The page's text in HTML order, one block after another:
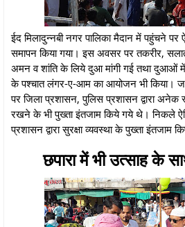
ईद मिलादुन्नबी नगर पालिका मैदान में पहुंचने
समापन किया गया। इस अवसर पर तकरीर,
अमन व शांति के लिये दुआ मांगी गई तथा दुआओं
के पश्चात लंगर-ए-आम का आयोजन भी किया।
पर जिला प्रशासन, पुलिस प्रशासन द्वारा अनेक
रखने के भी पुख्ता इंतजाम किये गये थे। निकले
प्रशासन द्वारा सुरक्षा व्यवस्था के पुख्ता इंतजाम
छपारा में भी उत्साह के